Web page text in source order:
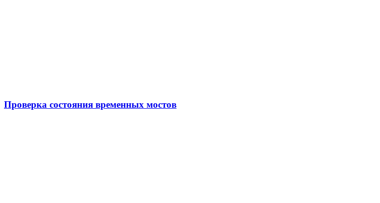
Проверка состояния временных мостов